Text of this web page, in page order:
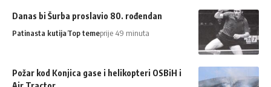
Danas bi Šurba proslavio 80. rođendan
Patinasta kutijaTop temeprije 49 minuta
Požar kod Konjica gase i helikopteri OSBiH i